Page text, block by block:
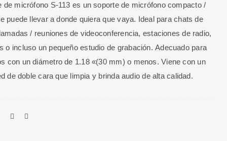
de micrófono S-113 es un soporte de micrófono compacto /
puede llevar a donde quiera que vaya. Ideal para chats de
/ reuniones de videoconferencia, estaciones de radio,
o incluso un pequeño estudio de grabación. Adecuado para
con un diámetro de 1.18 «(30 mm) o menos. Viene con un
de doble cara que limpia y brinda audio de alta calidad.